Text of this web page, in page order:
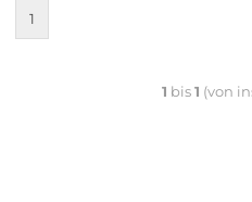
1
1 bis1 (von